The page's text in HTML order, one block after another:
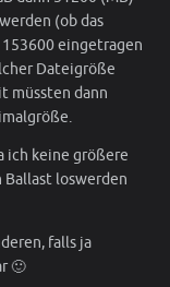
(ob das
eingetragen
Dateigröße
müssten dann
ich keine größere
Ballast loswerden
falls ja
🙂